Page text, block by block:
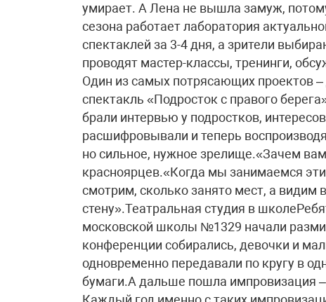
умирает. А Лена не вышла замуж,
сезона работает лаборатория
спектаклей за 3-4 дня, а зрители
проводят мастер-классы, тренинги,
Один из самых потрясающих проектов
спектакль «Подросток с правого
брали интервью у подростков,
расшифровывали и теперь
но сильное, нужное зрелище.«Зачем
красноярцев.«Когда мы занимаемся
смотрим, сколько занято мест, а
стену».Театральная студия в
московской школы №1329 начали
конференции собирались, девочки и
одновременно передавали по кругу в
бумаги.А дальше пошла импровизация